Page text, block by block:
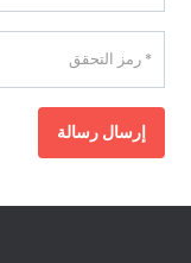
إرسال رسالة